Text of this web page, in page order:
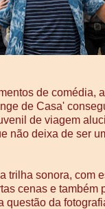
de comédia,
de Casa'
de viagem
não deixa de ser
trilha sonora, com
cenas e também
questão da